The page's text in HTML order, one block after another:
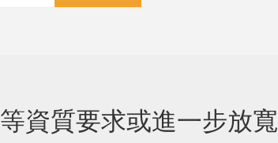
資質要求或進一步放寬